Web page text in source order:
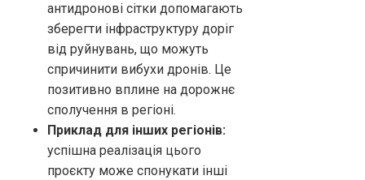
антидронові сітки допомагають
зберегти інфраструктуру доріг
від руйнувань, що можуть
спричинити вибухи дронів. Це
позитивно вплине на дорожнє
сполучення в регіоні.
Приклад для інших регіонів:
успішна реалізація цього
проєкту може спонукати інші